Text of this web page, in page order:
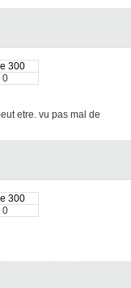
300
0
etre. vu pas mal de
300
0